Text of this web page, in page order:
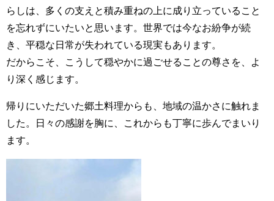
らしは、多くの支えと積み重ねの上に成り立っていること
を忘れずにいたいと思います。世界では今なお紛争が続
き、平穏な日常が失われている現実もあります。
だからこそ、こうして穏やかに過ごせることの尊さを、よ
り深く感じます。
帰りにいただいた郷土料理からも、地域の温かさに触れま
した。日々の感謝を胸に、これからも丁寧に歩んでまいり
ます。